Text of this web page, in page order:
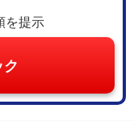
を提示